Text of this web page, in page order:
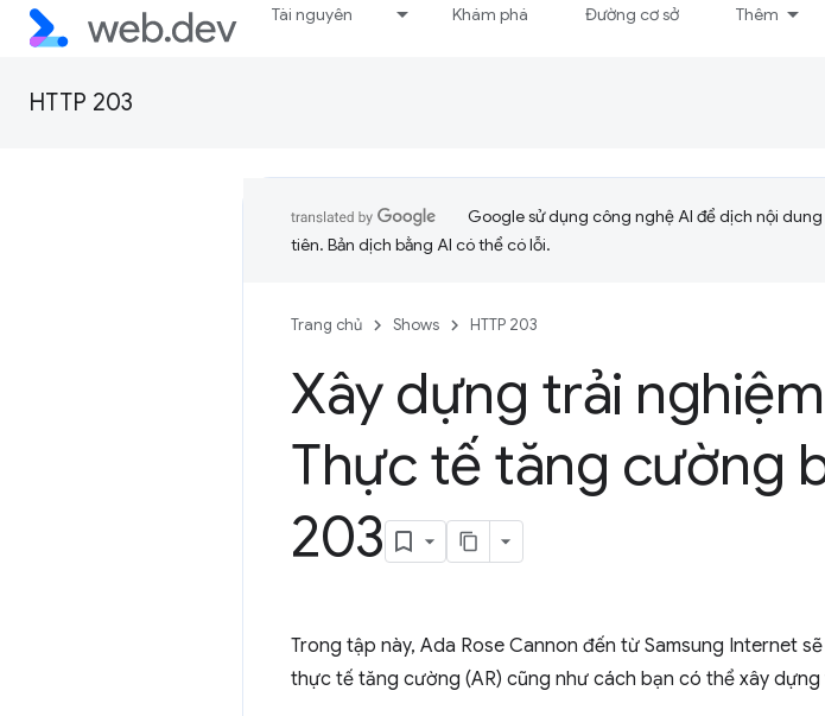
Tài nguyên Khám phá Đường cơ sở Thêm
HTTP 203
Google sử dụng công nghệ AI để dịch nội
tiên. Bản dịch bằng AI có thể có lỗi.
Trang chủ Shows HTTP 203
Xây dựng trải
Thực tế tăng cường
203
Trong tập này, Ada Rose Cannon đến từ Samsung Internet
thực tế tăng cường (AR) cũng như cách bạn có thể xây